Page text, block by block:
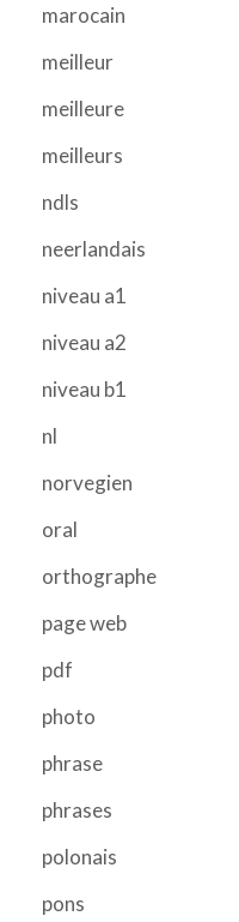
marocain
meilleur
meilleure
meilleurs
ndls
neerlandais
niveau a1
niveau a2
niveau b1
nl
norvegien
oral
orthographe
page web
pdf
photo
phrase
phrases
polonais
pons